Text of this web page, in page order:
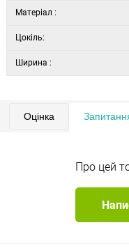
Матеріал :
Цокіль:
Ширина :
Оцінка
Про цей